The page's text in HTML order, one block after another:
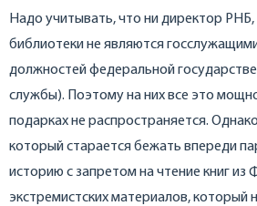
Надо учитывать, что ни директор РНБ,
библиотеки не являются
должностей федеральной
службы). Поэтому на них все это
подарках не распространяется.
который старается бежать впереди
историю с запретом на чтение книг из
экстремистских материалов, который